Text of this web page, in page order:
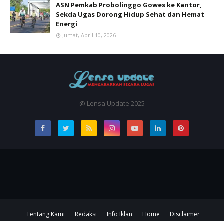
ASN Pemkab Probolinggo Gowes ke Kantor,
Sekda Ugas Dorong Hidup Sehat dan Hemat
Energi
Jumat, April 10, 2026
@ Lensa Update 2025
Tentang Kami Redaksi Info Iklan Home Disclaimer